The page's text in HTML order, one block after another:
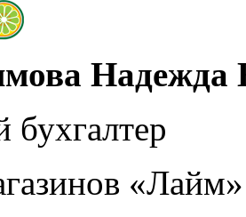
Надежда
бухгалтер
«Лайм»